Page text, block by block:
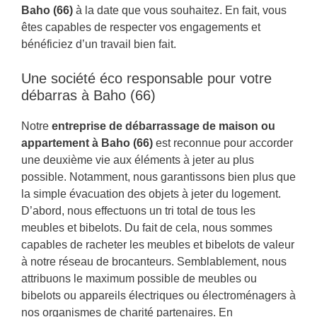
Baho (66) à la date que vous souhaitez. En fait, vous
êtes capables de respecter vos engagements et
bénéficiez d’un travail bien fait.
Une société éco responsable pour votre
débarras à Baho (66)
Notre entreprise de débarrassage de maison ou
appartement à Baho (66) est reconnue pour accorder
une deuxième vie aux éléments à jeter au plus
possible. Notamment, nous garantissons bien plus que
la simple évacuation des objets à jeter du logement.
D’abord, nous effectuons un tri total de tous les
meubles et bibelots. Du fait de cela, nous sommes
capables de racheter les meubles et bibelots de valeur
à notre réseau de brocanteurs. Semblablement, nous
attribuons le maximum possible de meubles ou
bibelots ou appareils électriques ou électroménagers à
nos organismes de charité partenaires. En